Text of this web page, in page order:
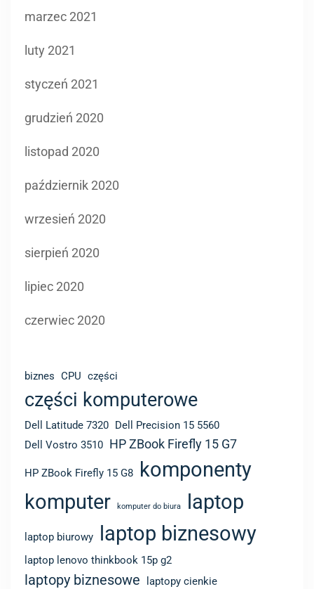
marzec 2021
luty 2021
styczeń 2021
grudzień 2020
listopad 2020
październik 2020
wrzesień 2020
sierpień 2020
lipiec 2020
czerwiec 2020
biznes CPU części
części komputerowe
Dell Latitude 7320 Dell Precision 15 5560
Dell Vostro 3510 HP ZBook Firefly 15 G7
HP ZBook Firefly 15 G8
komponenty
komputer
komputer do biura laptop
laptop biurowy laptop biznesowy
laptop lenovo thinkbook 15p g2
laptopy biznesowe laptopy cienkie